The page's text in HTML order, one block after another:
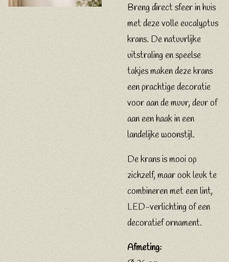
Breng direct sfeer in huis
met deze volle eucalyptus
krans. De natuurlijke
uitstraling en speelse
takjes maken deze krans
een prachtige decoratie
voor aan de muur, deur of
aan een haak in een
landelijke woonstijl.
De krans is mooi op
zichzelf, maar ook leuk te
combineren met een lint,
LED-verlichting of een
decoratief ornament.
Afmeting: